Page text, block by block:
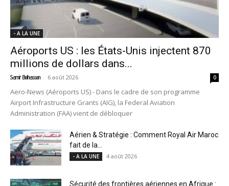
- A LA UNE
Aéroports US : les États-Unis injectent 870
millions de dollars dans...
Samir Belhassen - 6 août 2026 0
Aero-News (Aéroports US) - Dans le cadre de son programme
Airport Infrastructure Grants (AIG), la Federal Aviation
Administration (FAA) vient de débloquer
Aérien & Stratégie : Comment Royal Air Maroc
fait de la...
- A LA UNE 4 août 2026
Sécurité des frontières aériennes en Afrique :